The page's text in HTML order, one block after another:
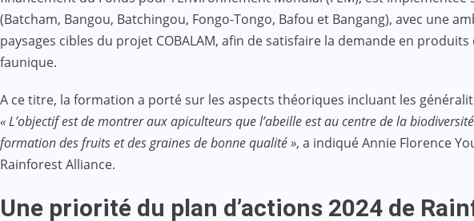
(Batcham, Bangou, Batchingou, Fongo-Tongo, Bafou et Bangang), avec une
paysages cibles du projet COBALAM, afin de satisfaire la demande en
faunique.
A ce titre, la formation a porté sur les aspects théoriques incluant les
« L’objectif est de montrer aux apiculteurs que l’abeille est au centre de la
formation des fruits et des graines de bonne qualité », a indiqué Annie Florence
Rainforest Alliance.
Une priorité du plan d’actions 2024 de